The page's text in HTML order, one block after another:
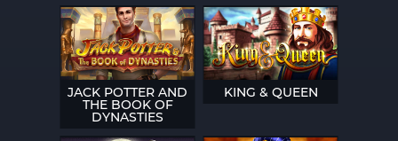
JACK POTTER AND
THE BOOK OF
DYNASTIES
KING & QUEEN